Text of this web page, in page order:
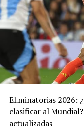
necesitaba entre 26
clasificación en los
el repechaje.
Para este mundial,
equipos de
forma directa al
puntos,lo que
sexto lugar y una
En ese sentido,
Eliminatorias 2026:
clasificar al
actualizadas